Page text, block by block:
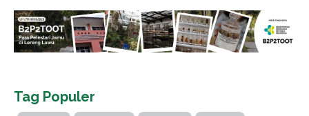
Tag Populer